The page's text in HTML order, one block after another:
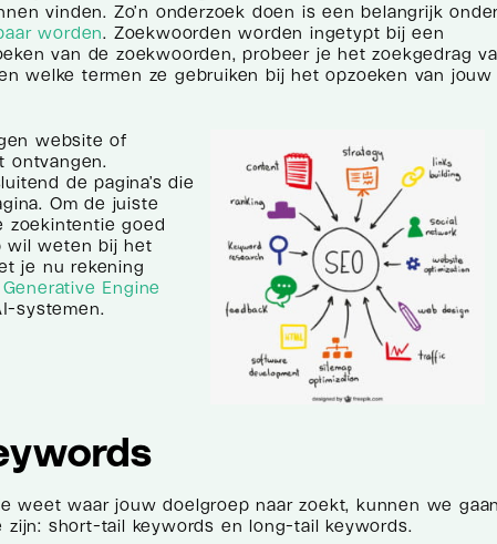
vinden. Zo’n onderzoek doen is een belangrijk
worden. Zoekwoorden worden ingetypt bij een
van de zoekwoorden, probeer je het zoekgedrag
welke termen ze gebruiken bij het opzoeken van jouw
website of
ontvangen.
de pagina’s die
Om de juiste
zoekintentie goed
wil weten bij het
je nu rekening
Generative Engine
systemen.
weet waar jouw doelgroep naar zoekt, kunnen we gaan
zijn: short-tail keywords en long-tail keywords.